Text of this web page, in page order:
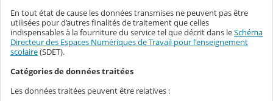
En tout état de cause les données transmises ne peuvent pas être
utilisées pour d’autres finalités de traitement que celles
indispensables à la fourniture du service tel que décrit dans leSchéma
Directeur des Espaces Numériques de Travail pour l'enseignement
scolaire(SDET).
Catégories de données traitées
Les données traitées peuvent être relatives :